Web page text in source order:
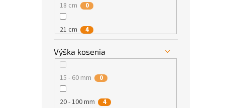
18 cm 0
21 cm 4
190 mm 0
Výška kosenia
15 - 60 mm 0
20 - 100 mm 4